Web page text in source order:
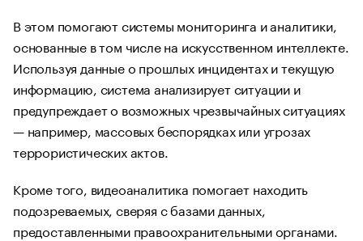
В этом помогают системы мониторинга и аналитики,
основанные в том числе на искусственном интеллекте.
Используя данные о прошлых инцидентах и текущую
информацию, система анализирует ситуации и
предупреждает о возможных чрезвычайных ситуациях
— например, массовых беспорядках или угрозах
террористических актов.
Кроме того, видеоаналитика помогает находить
подозреваемых, сверяя с базами данных,
предоставленными правоохранительными органами.